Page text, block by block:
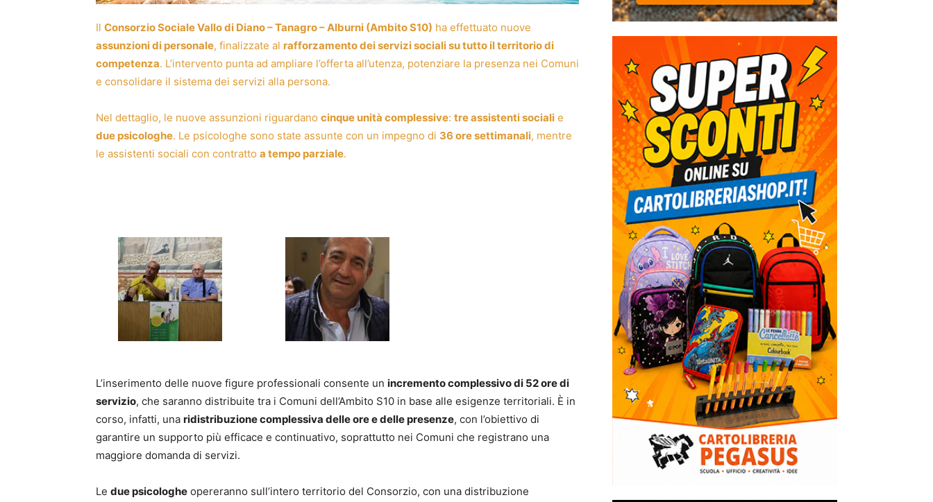
Il Consorzio Sociale Vallo di Diano – Tanagro – Alburni (Ambito S10) ha effettuato nuove
assunzioni di personale, finalizzate al rafforzamento dei servizi sociali su tutto il territorio di
competenza. L’intervento punta ad ampliare l’offerta all’utenza, potenziare la presenza nei Comuni
e consolidare il sistema dei servizi alla persona.
Nel dettaglio, le nuove assunzioni riguardano cinque unità complessive: tre assistenti sociali e
due psicologhe. Le psicologhe sono state assunte con un impegno di 36 ore settimanali, mentre
le assistenti sociali con contratto a tempo parziale.
L’inserimento delle nuove figure professionali consente un incremento complessivo di 52 ore di
servizio, che saranno distribuite tra i Comuni dell’Ambito S10 in base alle esigenze territoriali. È in
corso, infatti, una ridistribuzione complessiva delle ore e delle presenze, con l’obiettivo di
garantire un supporto più efficace e continuativo, soprattutto nei Comuni che registrano una
maggiore domanda di servizi.
Le due psicologhe opereranno sull’intero territorio del Consorzio, con una distribuzione